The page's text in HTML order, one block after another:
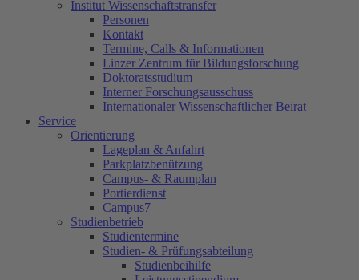
Institut Wissenschaftstransfer
Personen
Kontakt
Termine, Calls & Informationen
Linzer Zentrum für Bildungsforschung
Doktoratsstudium
Interner Forschungsausschuss
Internationaler Wissenschaftlicher Beirat
Service
Orientierung
Lageplan & Anfahrt
Parkplatzbenützung
Campus- & Raumplan
Portierdienst
Campus7
Studienbetrieb
Studientermine
Studien- & Prüfungsabteilung
Studienbeihilfe